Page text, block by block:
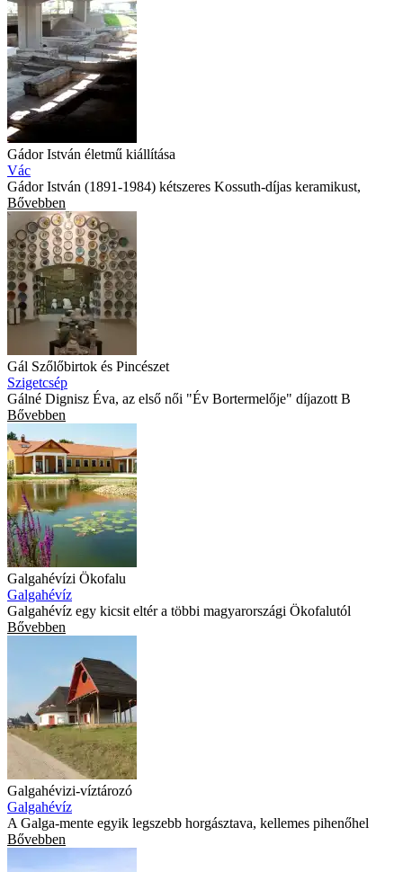
Gádor István életmű kiállítása
Vác
Gádor István (1891-1984) kétszeres Kossuth-díjas keramikust,
Bővebben
Gál Szőlőbirtok és Pincészet
Szigetcsép
Gálné Dignisz Éva, az első női "Év Bortermelője" díjazott B
Bővebben
Galgahévízi Ökofalu
Galgahévíz
Galgahévíz egy kicsit eltér a többi magyarországi Ökofalutól
Bővebben
Galgahévizi-víztározó
Galgahévíz
A Galga-mente egyik legszebb horgásztava, kellemes pihenőhel
Bővebben